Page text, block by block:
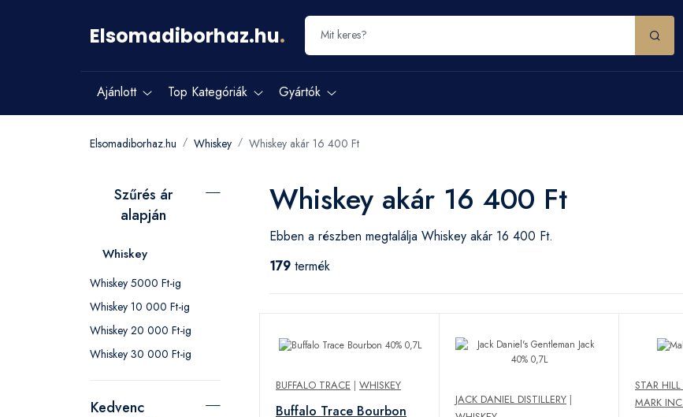
Elsomadiborhaz.hu.
Ajánlott Top Kategóriák Gyártók
Elsomadiborhaz.hu Whiskey Whiskey akár 16 400 Ft
Szűrés ár
alapján
Whiskey
Whiskey 5000 Ft-ig
Whiskey 10 000 Ft-ig
Whiskey 20 000 Ft-ig
Whiskey 30 000 Ft-ig
Kedvenc
Whiskey akár 16 400 Ft
Ebben a részben megtalálja Whiskey akár 16 400 Ft.
179 termék
BUFFALO TRACE | WHISKEY
Buffalo Trace Bourbon
JACK DANIEL DISTILLERY |
STAR
MARK